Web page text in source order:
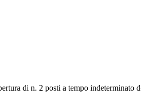
di n. 2 posti a tempo